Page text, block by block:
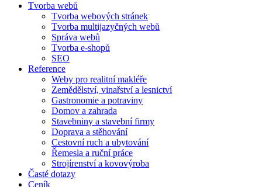
Tvorba webů
Tvorba webových stránek
Tvorba multijazyčných webů
Správa webů
Tvorba e-shopů
SEO
Reference
Weby pro realitní makléře
Zemědělství, vinařství a lesnictví
Gastronomie a potraviny
Domov a zahrada
Stavebniny a stavební firmy
Doprava a stěhování
Cestovní ruch a ubytování
Řemesla a ruční práce
Strojírenství a kovovýroba
Časté dotazy
Ceník